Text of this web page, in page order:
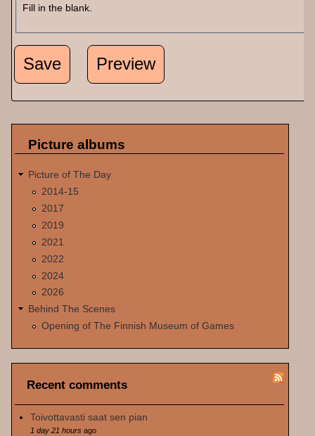
Fill in the blank.
Picture albums
Picture of The Day
2014-15
2017
2019
2021
2022
2024
2026
Behind The Scenes
Opening of The Finnish Museum of Games
Recent comments
Toivottavasti saat sen pian
1 day 21 hoursago